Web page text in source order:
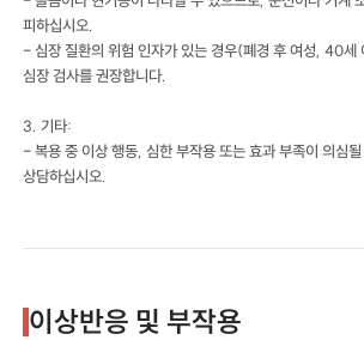
피하십시오.
- 심장 질환의 위험 인자가 있는 경우(폐경 후 여성, 40세
심장 검사를 권장합니다.
3. 기타:
- 복용 중 이상 행동, 심한 부작용 또는 효과 부족이 의심
상담하십시오.
이상반응 및 부작용